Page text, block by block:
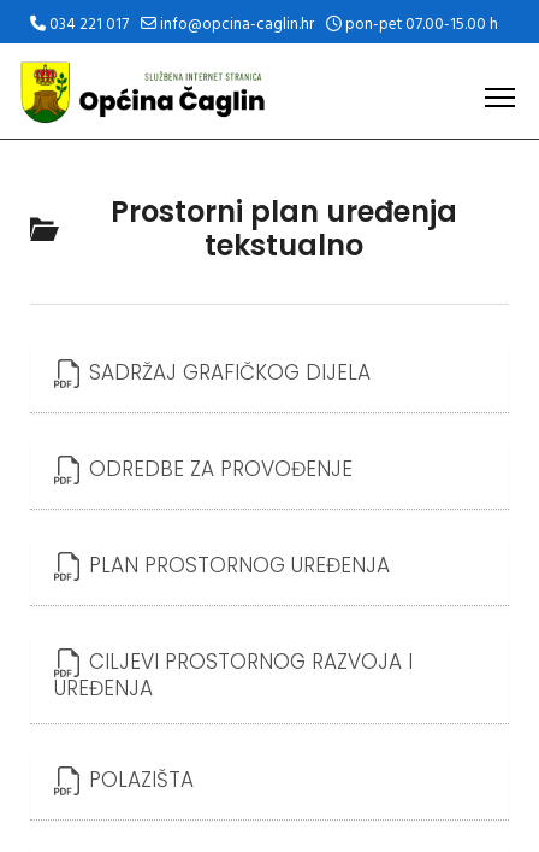
034 221 017 info@opcina-caglin.hr pon-pet 07.00-15.00 h
Prostorni plan uređenja
tekstualno
SADRŽAJ GRAFIČKOG DIJELA
ODREDBE ZA PROVOĐENJE
PLAN PROSTORNOG UREĐENJA
CILJEVI PROSTORNOG RAZVOJA I
UREĐENJA
POLAZIŠTA